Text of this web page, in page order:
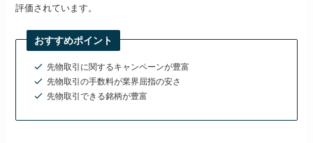
評価されています。
おすすめポイント
先物取引に関するキャンペーンが豊富
先物取引の手数料が業界屈指の安さ
先物取引できる銘柄が豊富